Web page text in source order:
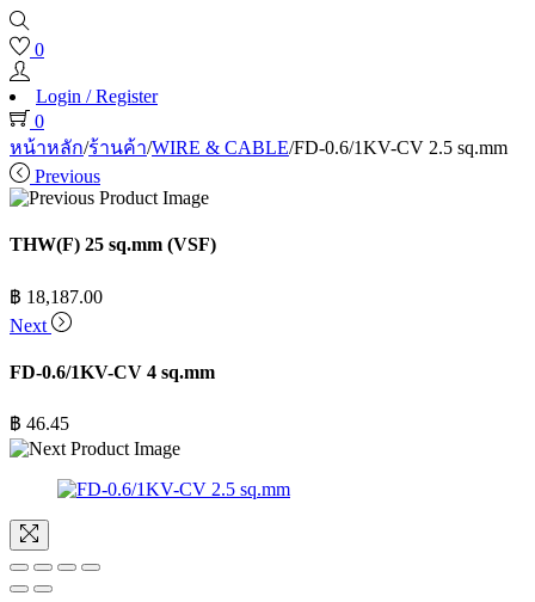
0
Login / Register
0
หน้าหลัก/ร้านค้า/WIRE & CABLE/FD-0.6/1KV-CV 2.5 sq.mm
Previous
THW(F) 25 sq.mm (VSF)
฿ 18,187.00
Next
FD-0.6/1KV-CV 4 sq.mm
฿ 46.45